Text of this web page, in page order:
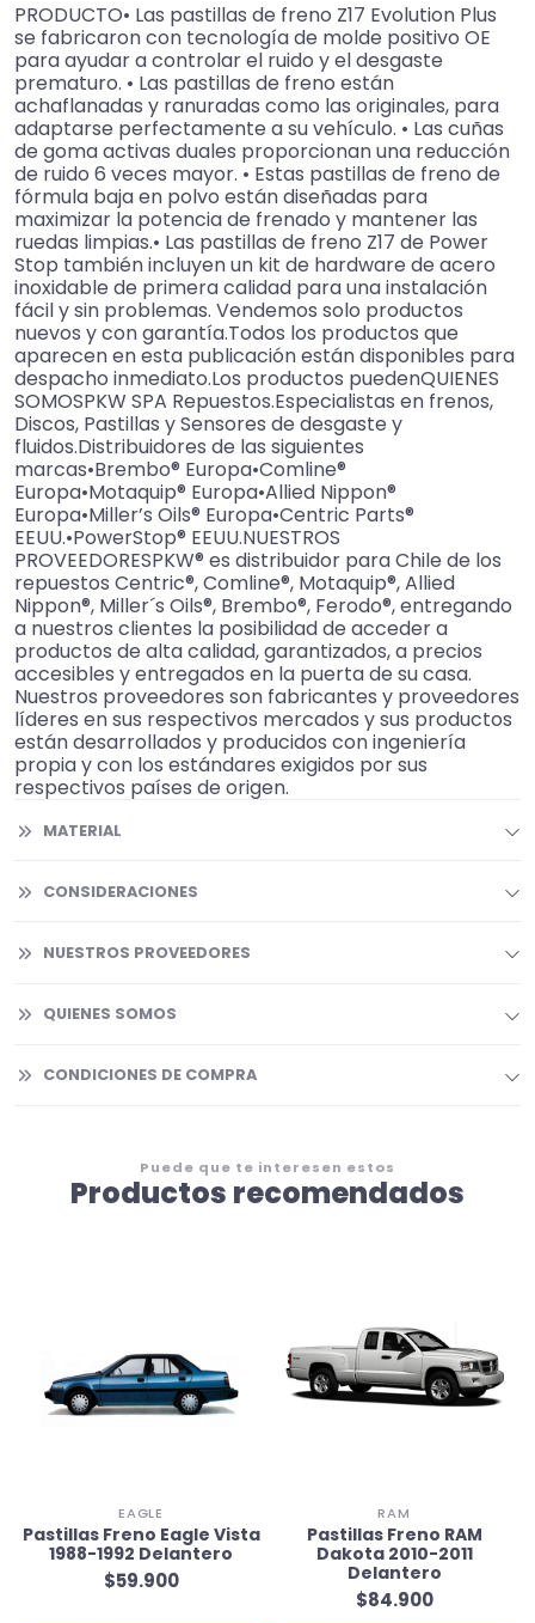
PRODUCTO• Las pastillas de freno Z17 Evolution Plus
se fabricaron con tecnología de molde positivo OE
para ayudar a controlar el ruido y el desgaste
prematuro. • Las pastillas de freno están
achaflanadas y ranuradas como las originales, para
adaptarse perfectamente a su vehículo. • Las cuñas
de goma activas duales proporcionan una reducción
de ruido 6 veces mayor. • Estas pastillas de freno de
fórmula baja en polvo están diseñadas para
maximizar la potencia de frenado y mantener las
ruedas limpias.• Las pastillas de freno Z17 de Power
Stop también incluyen un kit de hardware de acero
inoxidable de primera calidad para una instalación
fácil y sin problemas. Vendemos solo productos
nuevos y con garantía.Todos los productos que
aparecen en esta publicación están disponibles para
despacho inmediato.Los productos puedenQUIENES
SOMOSPKW SPA Repuestos.Especialistas en frenos,
Discos, Pastillas y Sensores de desgaste y
fluidos.Distribuidores de las siguientes
marcas•Brembo® Europa•Comline®
Europa•Motaquip® Europa•Allied Nippon®
Europa•Miller’s Oils® Europa•Centric Parts®
EEUU.•PowerStop® EEUU.NUESTROS
PROVEEDORESPKW® es distribuidor para Chile de los
repuestos Centric®, Comline®, Motaquip®, Allied
Nippon®, Miller´s Oils®, Brembo®, Ferodo®, entregando
a nuestros clientes la posibilidad de acceder a
productos de alta calidad, garantizados, a precios
accesibles y entregados en la puerta de su casa.
Nuestros proveedores son fabricantes y proveedores
líderes en sus respectivos mercados y sus productos
están desarrollados y producidos con ingeniería
propia y con los estándares exigidos por sus
respectivos países de origen.
MATERIAL
CONSIDERACIONES
NUESTROS PROVEEDORES
QUIENES SOMOS
CONDICIONES DE COMPRA
Puede que te interesen estos
Productos recomendados
EAGLE
Pastillas Freno Eagle Vista
1988-1992 Delantero
$59.900
RAM
Pastillas Freno RAM
Dakota 2010-2011
Delantero
$84.900